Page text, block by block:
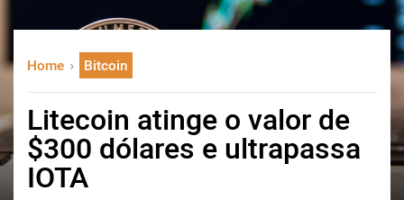
deutsch
中文
한국어
العربية
ไทย
Home Bitcoin
Litecoin atinge o valor de
$300 dólares e ultrapassa
IOTA